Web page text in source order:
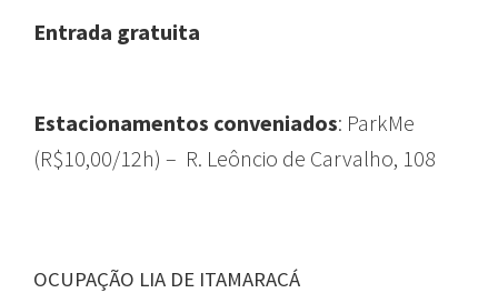
Entrada gratuita
Estacionamentos conveniados: ParkMe
(R$10,00/12h) – R. Leôncio de Carvalho, 108
OCUPAÇÃO LIA DE ITAMARACÁ